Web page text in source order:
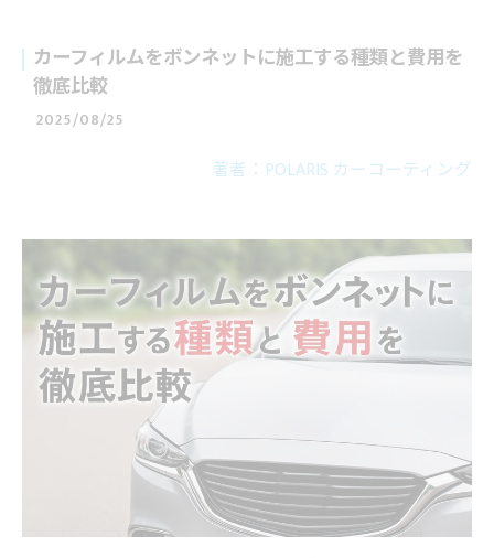
カーフィルムをボンネットに施工する種類と費用を
徹底比較
2025/08/25
著者：POLARIS カーコーティング